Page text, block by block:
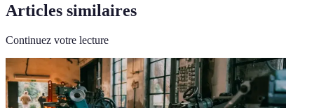
Articles similaires
Continuez votre lecture